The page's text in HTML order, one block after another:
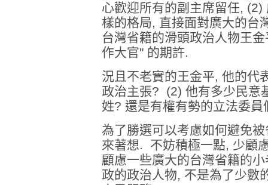
心歡迎所有的副主席留任,
樣的格局, 直接面對廣大的台
台灣省籍的滑頭政治人物王
作大官" 的期許.
況且不老實的王金平, 他的代
政治主張? (2) 他有多少民意
姓? 還是有權有勢的立法委員
為了勝選可以考慮如何避免
來著想. 不妨積極一點, 少顧
顧慮一些廣大的台灣省籍的
政的政治人物, 不是為了少數